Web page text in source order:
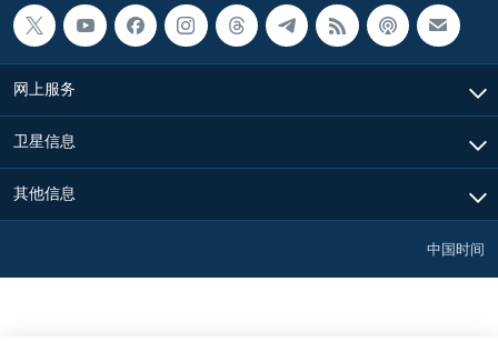
网上服务
卫星信息
其他信息
中国时间